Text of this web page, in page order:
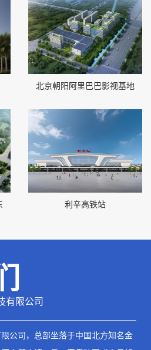
北京朝阳阿里巴巴影视基地
利辛高铁站
有限公司
公司，总部坐落于中国北方知名金